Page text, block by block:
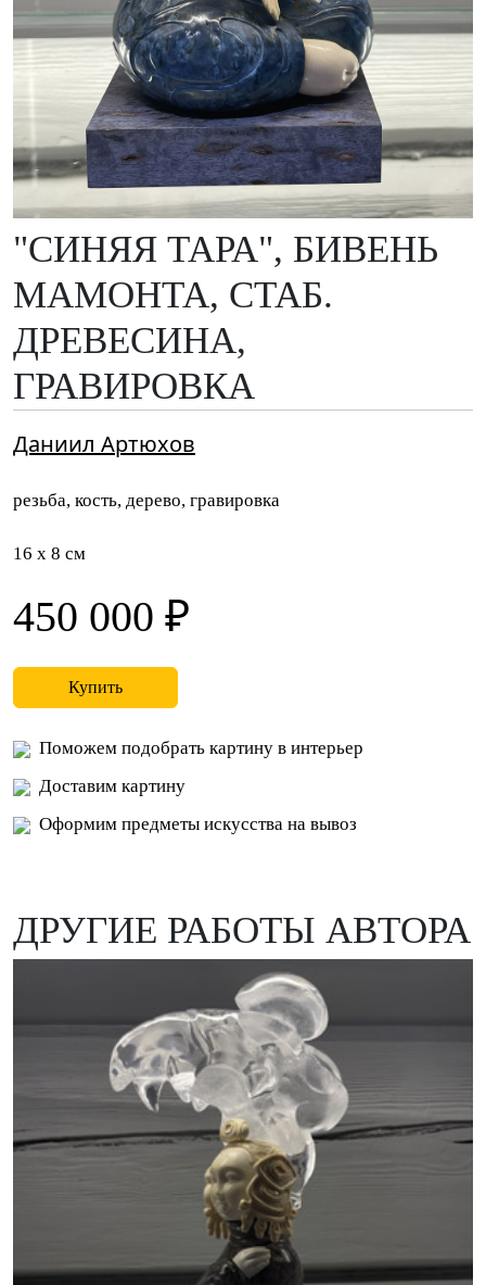
"СИНЯЯ ТАРА", БИВЕНЬ
МАМОНТА, СТАБ.
ДРЕВЕСИНА,
ГРАВИРОВКА
Даниил Артюхов
резьба, кость, дерево, гравировка
16 x 8 см
450 000 ₽
Купить
Поможем подобрать картину в интерьер
Доставим картину
Оформим предметы искусства на вывоз
ДРУГИЕ РАБОТЫ АВТОРА